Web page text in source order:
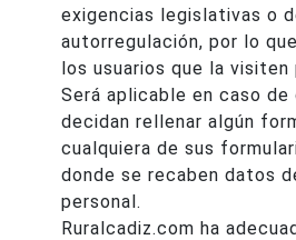
exigencias legislativas o
autorregulación, por lo
los usuarios que la visiten
Será aplicable en caso de
decidan rellenar algún
cualquiera de sus
donde se recaben datos
personal.
Ruralcadiz.com ha